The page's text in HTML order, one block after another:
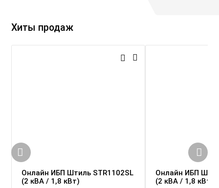
Хиты продаж
Онлайн ИБП Штиль STR1102SL
(2 кВА / 1,8 кВт)
Онлайн ИБП
(2 кВА / 1,8 кВт)